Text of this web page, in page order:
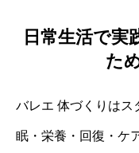
日常生活で
た
バレエ 体づくりはス
眠・栄養・回復・ケ